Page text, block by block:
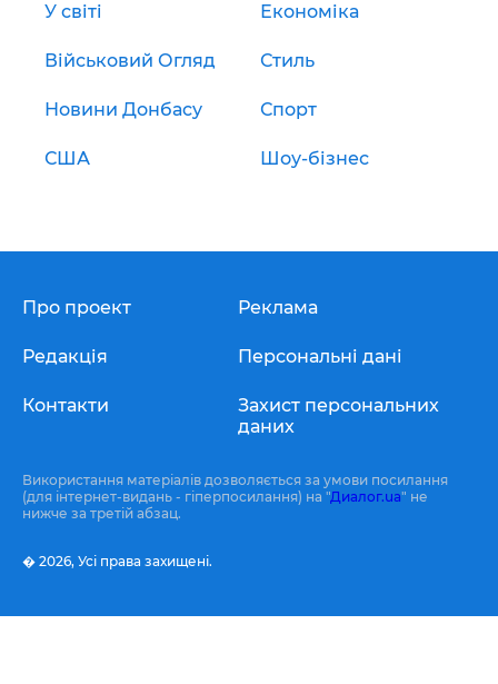
У світі Економіка
Військовий Огляд Стиль
Новини Донбасу Спорт
США Шоу-бізнес
Про проект
Редакція
Контакти
Реклама
Персональні дані
Захист персональних
даних
Використання матеріалів дозволяється за умови посилання
(для інтернет-видань - гіперпосилання) на "Диалог.ua" не
нижче за третій абзац.
� 2026, Усі права захищені.